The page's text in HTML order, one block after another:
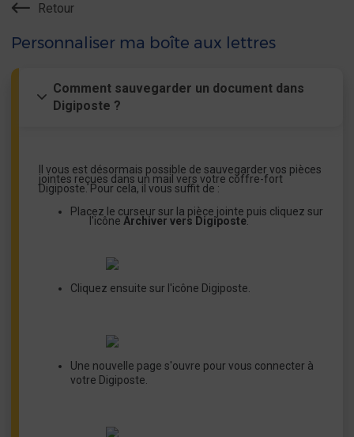
Retour
Personnaliser ma boîte aux lettres
Comment sauvegarder un document dans
Digiposte ?
Il vous est désormais possible de sauvegarder vos pièces
jointes reçues dans un mail vers votre coffre-fort
Digiposte. Pour cela, il vous suffit de :
Placez le curseur sur la pièce jointe puis cliquez sur
l'icône Archiver vers Digiposte.
Cliquez ensuite sur l'icône Digiposte.
Une nouvelle page s'ouvre pour vous connecter à
votre Digiposte.